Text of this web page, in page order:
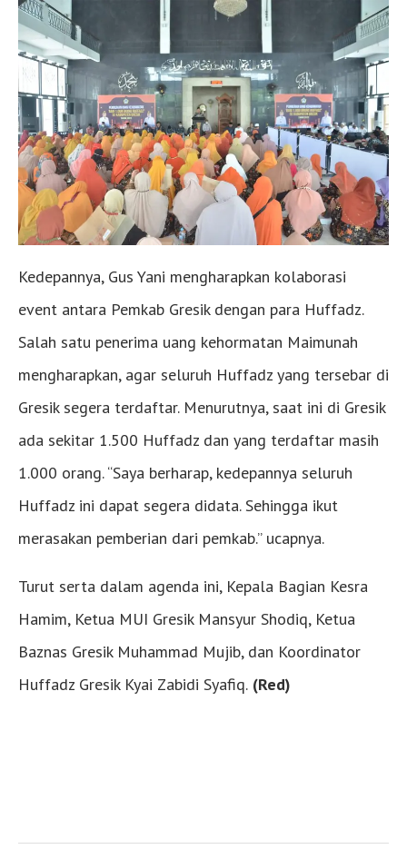
Kedepannya, Gus Yani mengharapkan kolaborasi
event antara Pemkab Gresik dengan para Huffadz.
Salah satu penerima uang kehormatan Maimunah
mengharapkan, agar seluruh Huffadz yang tersebar di
Gresik segera terdaftar. Menurutnya, saat ini di Gresik
ada sekitar 1.500 Huffadz dan yang terdaftar masih
1.000 orang. “Saya berharap, kedepannya seluruh
Huffadz ini dapat segera didata. Sehingga ikut
merasakan pemberian dari pemkab.” ucapnya.
Turut serta dalam agenda ini, Kepala Bagian Kesra
Hamim, Ketua MUI Gresik Mansyur Shodiq, Ketua
Baznas Gresik Muhammad Mujib, dan Koordinator
Huffadz Gresik Kyai Zabidi Syafiq. (Red)